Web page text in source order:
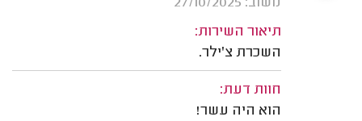
משוב: 27/10/2025
תיאור השירות:
השכרת צ'ילר.
חוות דעת:
הוא היה עשר!